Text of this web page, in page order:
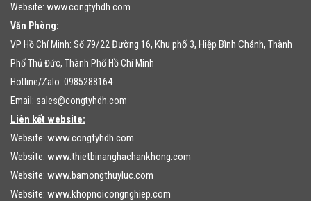
Website: www.congtyhdh.com
Văn Phòng:
VP Hồ Chí Minh: Số 79/22 Đường 16, Khu phố 3, Hiệp Bình Chánh, Thành
Phố Thủ Đức, Thành Phố Hồ Chí Minh
Hotline/Zalo: 0985288164
Email: sales@congtyhdh.com
Liên kết website:
Website: www.congtyhdh.com
Website: www.thietbinanghachankhong.com
Website: www.bamongthuyluc.com
Website: www.khopnoicongnghiep.com